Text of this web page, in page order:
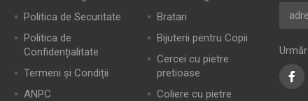
Politica de Securitate
Politica de
Confidențialitate
Termeni și Condiții
ANPC
Bratari
Bijuterii pentru Copii
Cercei cu pietre
pretioase
Coliere cu pietre